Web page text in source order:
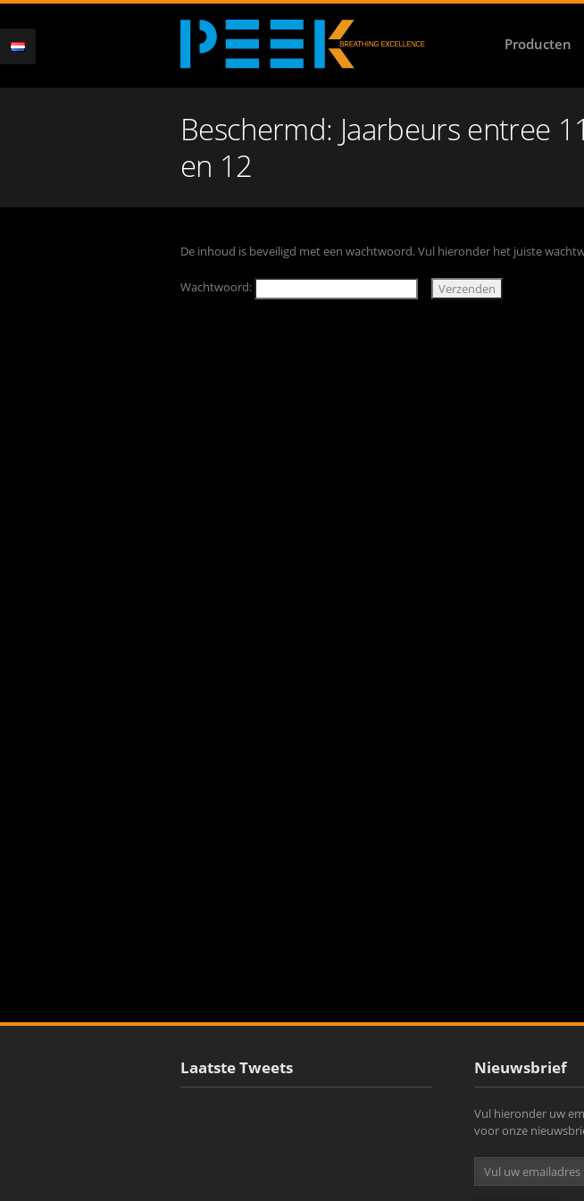
Producten
Beschermd: Jaarbeurs entree 11
en 12
De inhoud is beveiligd met een wachtwoord. Vul hieronder het juiste
Wachtwoord:
Laatste Tweets Nieuwsbrief
Vul hieronder uw
voor onze